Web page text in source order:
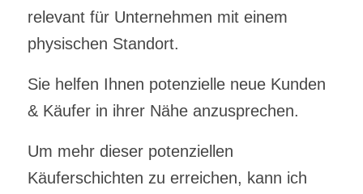
relevant für Unternehmen mit einem
physischen Standort.
Sie helfen Ihnen potenzielle neue Kunden
& Käufer in ihrer Nähe anzusprechen.
Um mehr dieser potenziellen
Käuferschichten zu erreichen, kann ich